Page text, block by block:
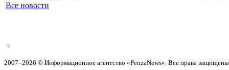
Все новости
2007–2026 © Информационное агентство «PenzaNews». Все права